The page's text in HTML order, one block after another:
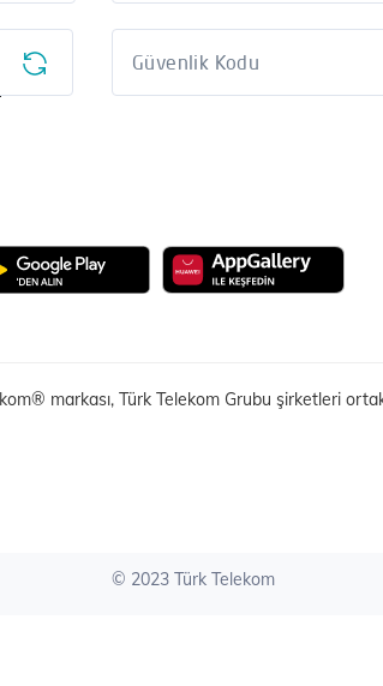
markası, Türk Telekom Grubu şirketleri
© 2023 Türk Telekom